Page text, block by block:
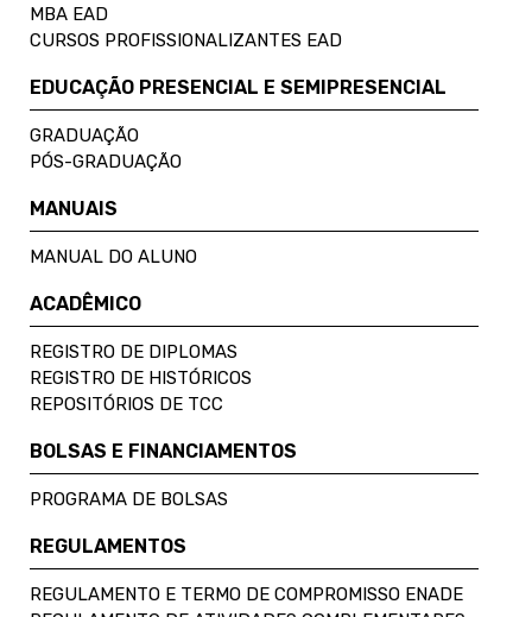
MBA EAD
CURSOS PROFISSIONALIZANTES EAD
EDUCAÇÃO PRESENCIAL E SEMIPRESENCIAL
GRADUAÇÃO
PÓS-GRADUAÇÃO
MANUAIS
MANUAL DO ALUNO
ACADÊMICO
REGISTRO DE DIPLOMAS
REGISTRO DE HISTÓRICOS
REPOSITÓRIOS DE TCC
BOLSAS E FINANCIAMENTOS
PROGRAMA DE BOLSAS
REGULAMENTOS
REGULAMENTO E TERMO DE COMPROMISSO ENADE